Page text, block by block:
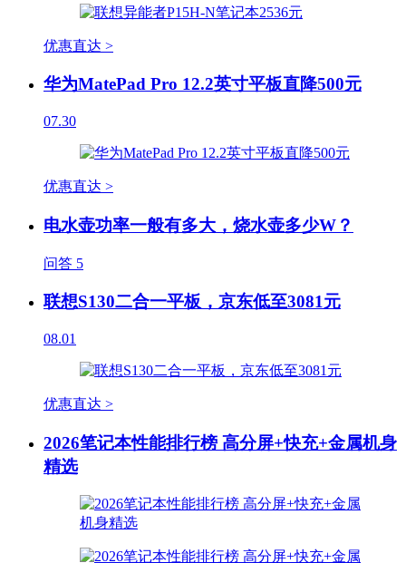
优惠直达 >
华为MatePad Pro 12.2英寸平板直降500元
07.30
优惠直达 >
电水壶功率一般有多大，烧水壶多少W？
问答 5
联想S130二合一平板，京东低至3081元
08.01
优惠直达 >
2026笔记本性能排行榜 高分屏+快充+金属机身
精选